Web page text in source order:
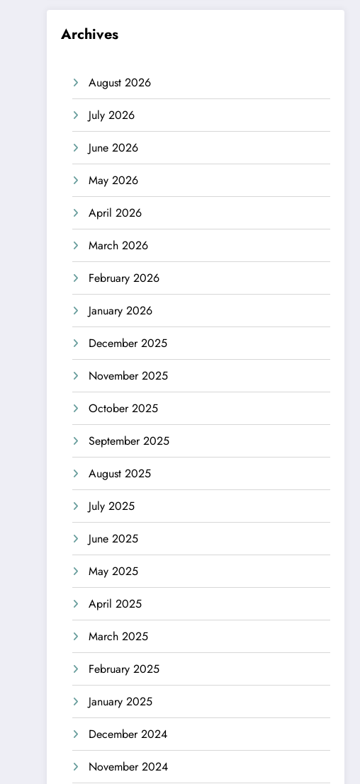
Archives
August 2026
July 2026
June 2026
May 2026
April 2026
March 2026
February 2026
January 2026
December 2025
November 2025
October 2025
September 2025
August 2025
July 2025
June 2025
May 2025
April 2025
March 2025
February 2025
January 2025
December 2024
November 2024